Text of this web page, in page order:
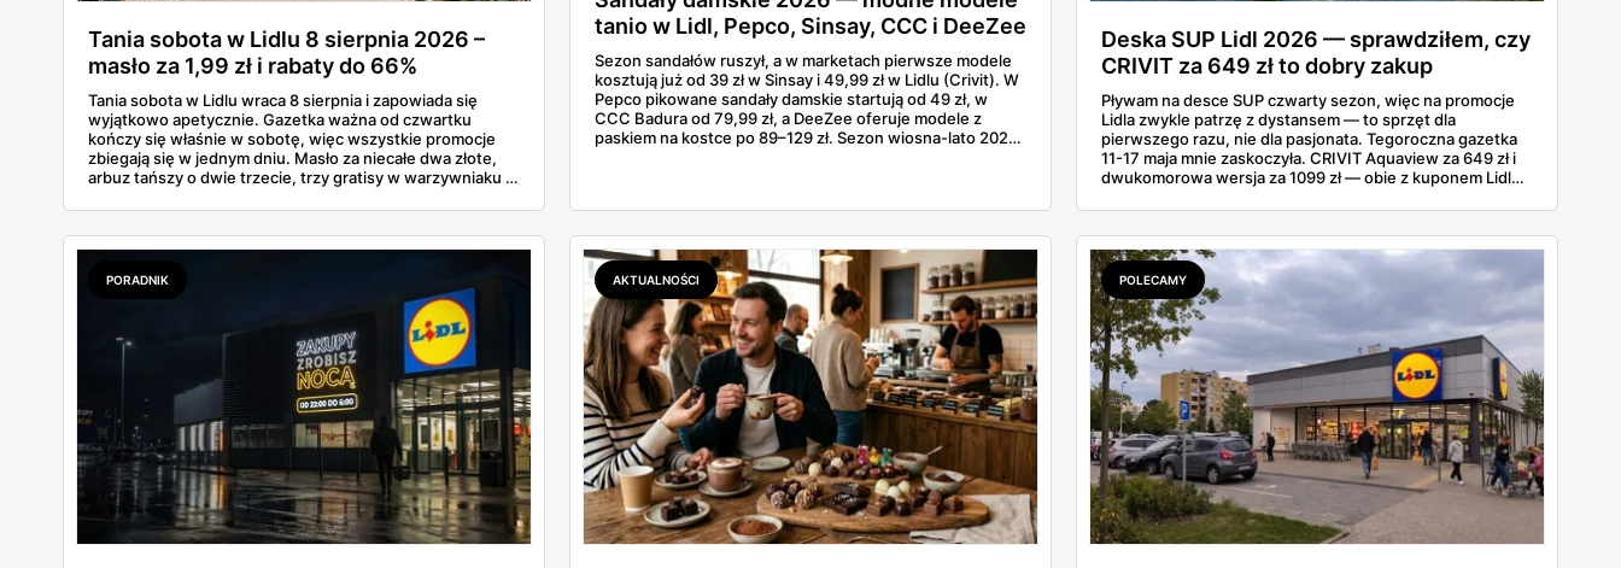
Tania sobota w Lidlu 8 sierpnia 2026 –
masło za 1,99 zł i rabaty do 66%
Tania sobota w Lidlu wraca 8 sierpnia i zapowiada się
wyjątkowo apetycznie. Gazetka ważna od czwartku
kończy się właśnie w sobotę, więc wszystkie promocje
zbiegają się w jednym dniu. Masło za niecałe dwa złote,
arbuz tańszy o dwie trzecie, trzy gratisy w warzywniaku i
całą sobotnią gazetkę Lidla strona po stronie i wybrałam
to, co naprawdę się opłaca.
tanio w Lidl, Pepco, Sinsay, CCC i DeeZee
od 39 zł
Sezon sandałów ruszył, a w marketach pierwsze modele
kosztują już od 39 zł w Sinsay i 49,99 zł w Lidlu (Crivit). W
Pepco pikowane sandały damskie startują od 49 zł, w
CCC Badura od 79,99 zł, a DeeZee oferuje modele z
paskiem na kostce po 89–129 zł. Sezon wiosna-lato 2026
wakacje
Deska SUP Lidl 2026 — sprawdziłem, czy
CRIVIT za 649 zł to dobry zakup
Pływam na desce SUP czwarty sezon, więc na promocje
Lidla zwykle patrzę z dystansem — to sprzęt dla
pierwszego razu, nie dla pasjonata. Tegoroczna gazetka
11-17 maja mnie zaskoczyła. CRIVIT Aquaview za 649 zł i
dwukomorowa wersja za 1099 zł — obie z kuponem Lidl
nośność, a do tego, jak wypadają wobec tańszych modeli
z Decathlonu.
PORADNIK AKTUALNOŚCI POLECAMY